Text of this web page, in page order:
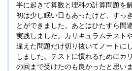
半に起きて算数と理科の計算問題を
初は少し眠い日もあったけど、すっ
とができました。あとはひたすら間
実践しました。カリキュラムテスト
違えた問題だけ切り抜いてノートに
しました。テストに慣れるためにカ
の回まで受けたのも良かったと思いま